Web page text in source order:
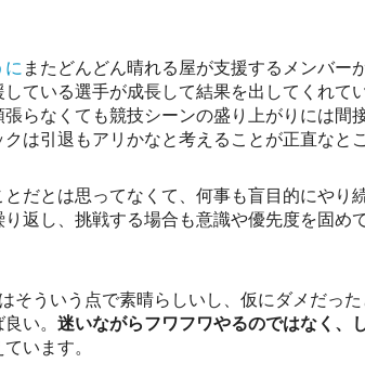
またどんどん晴れる屋が支援するメンバー
ている選手が成長して結果を出してくれて
らなくても競技シーンの盛り上がりには間
は引退もアリかなと考えることが正直なと
だとは思ってなくて、何事も盲目的にやり
返し、挑戦する場合も意識や優先度を固め
そういう点で素晴らしいし、仮にダメだっ
い。 迷いながらフワフワやるのではなく、
います。